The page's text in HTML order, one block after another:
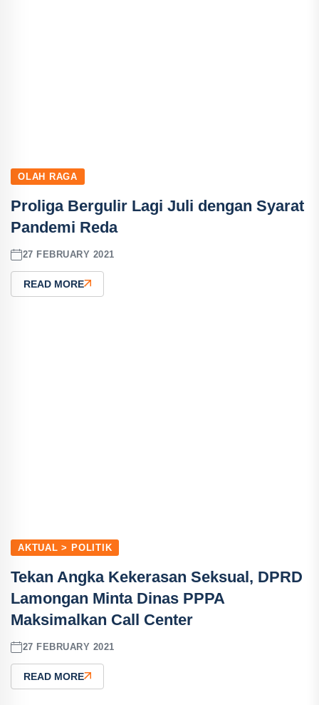
OLAH RAGA
Proliga Bergulir Lagi Juli dengan Syarat
Pandemi Reda
27 FEBRUARY 2021
READ MORE
AKTUAL > POLITIK
Tekan Angka Kekerasan Seksual, DPRD
Lamongan Minta Dinas PPPA
Maksimalkan Call Center
27 FEBRUARY 2021
READ MORE